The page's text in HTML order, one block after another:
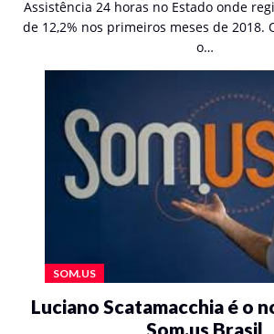
Assistência 24 horas no Estado onde
de 12,2% nos primeiros meses de 2018.
o…
SOM.US
Luciano Scatamacchia é o
Som.us Brasil